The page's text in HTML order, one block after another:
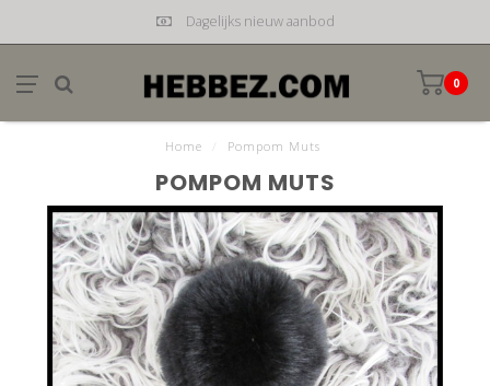
Dagelijks nieuw aanbod
0
Home Pompom Muts
POMPOM MUTS